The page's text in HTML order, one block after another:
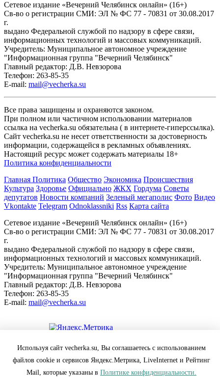
Сетевое издание «Вечерний Челябинск онлайн» (16+)
Cв-во о регистрации СМИ: ЭЛ № ФС 77 - 70831 от 30.08.2017
г.
выдано Федеральной службой по надзору в сфере связи,
информационных технологий и массовых коммуникаций.
Учредитель: Муниципальное автономное учреждение
"Информационная группа "Вечерний Челябинск"
Главный редактор: Д.В. Невзорова
Телефон: 263-85-35
E-mail: mail@vecherka.su
Все права защищены и охраняются законом.
При полном или частичном использовании материалов
ссылка на vecherka.su обязательна ( в интернете-гиперссылка).
Сайт vecherka.su не несет ответственности за достоверность
информации, содержащейся в рекламных объявлениях.
Настоящий ресурс может содержать материалы 18+
Политика конфиденциальности
Главная Политика Общество Экономика Происшествия
Культура Здоровье Официально ЖКХ Гордума Советы
депутатов Новости компаний Зеленый мегаполис Фото Видео
Vkontakte Telegram Odnoklassniki Rss Карта сайта
Сетевое издание «Вечерний Челябинск онлайн» (16+)
Cв-во о регистрации СМИ: ЭЛ № ФС 77 - 70831 от 30.08.2017
г.
выдано Федеральной службой по надзору в сфере связи,
информационных технологий и массовых коммуникаций.
Учредитель: Муниципальное автономное учреждение
"Информационная группа "Вечерний Челябинск"
Главный редактор: Д.В. Невзорова
Телефон: 263-85-35
E-mail: mail@vecherka.su
Все права защищены и охраняются законом.
При полном или частичном использовании материалов
ссылка на vecherka.su обязательна ( в интернете-гиперссылка).
Используя сайт vecherka.su, Вы соглашаетесь с использованием
файлов cookie и сервисов Яндекс.Метрика, LiveInternet и Рейтинг
Mail, которые указаны вПолитике конфиденциальности.